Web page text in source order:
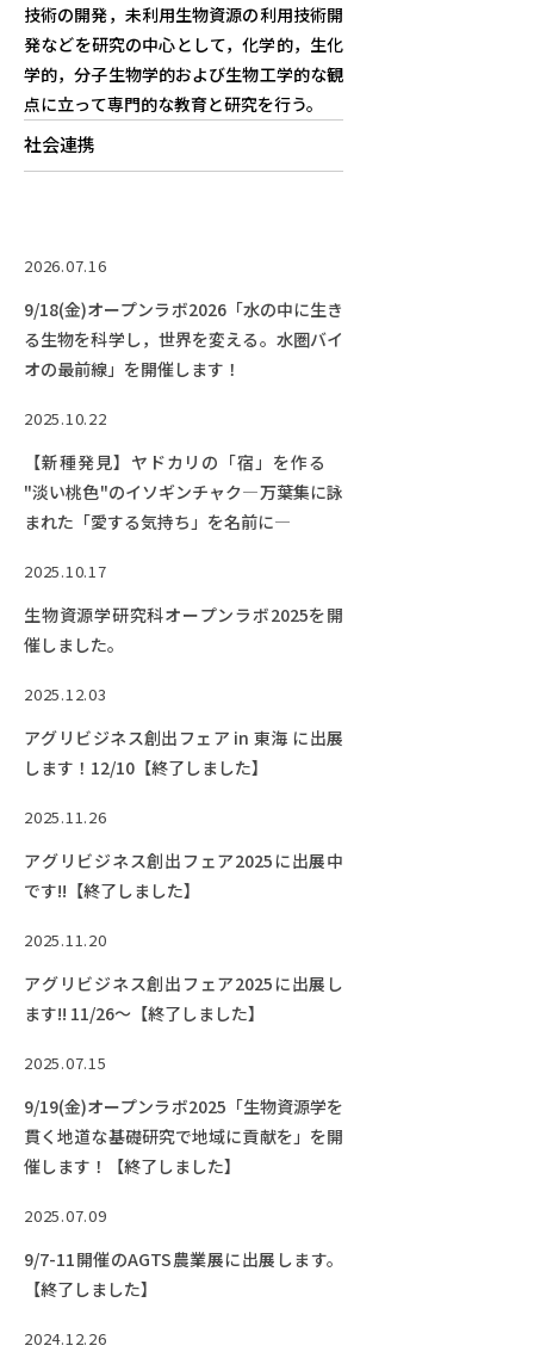
サイトマップ
お問い合わせ
交通案内
保護者の方へ
ABOUT
学部概要
ACADEMICS
研究
SOCIAL
社会連携
大学生活
FACULTY
教員一覧
BULLETIN
ANPIC
ANPIC安否情報システム
技術の開発，未利用生物資源の利用技術開
発などを研究の中心として，化学的，生化
学的，分子生物学的および生物工学的な観
点に立って専門的な教育と研究を行う。
社会連携
2026.07.16
9/18(金)オープンラボ2026「水の中に生き
る生物を科学し，世界を変える。水圏バイ
オの最前線」を開催します！
2025.10.22
【新種発見】ヤドカリの「宿」を作る
"淡い桃色"のイソギンチャク―万葉集に詠
まれた「愛する気持ち」を名前に―
2025.10.17
生物資源学研究科オープンラボ2025を開
催しました。
2025.12.03
アグリビジネス創出フェア in 東海 に出展
します！12/10【終了しました】
2025.11.26
アグリビジネス創出フェア2025に出展中
です!!【終了しました】
2025.11.20
アグリビジネス創出フェア2025に出展し
ます!! 11/26～【終了しました】
2025.07.15
9/19(金)オープンラボ2025「生物資源学を
貫く地道な基礎研究で地域に貢献を」を開
催します！【終了しました】
2025.07.09
9/7-11開催のAGTS農業展に出展します。
【終了しました】
2024.12.26